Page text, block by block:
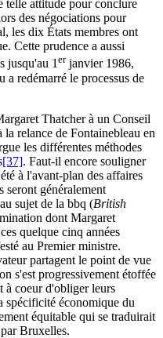
telle attitude pour conclure
des négociations pour
les dix États membres ont
Cette prudence a aussi
jusqu'au 1erjanvier 1986,
a redémarré le processus de
Thatcher à un Conseil
relance de Fontainebleau en
les différentes méthodes
[37]. Faut-il encore souligner
à l'avant-plan des affaires
seront généralement
sujet de la bbq (British
dont Margaret
quelque cinq années
au Premier ministre.
partagent le point de vue
s'est progressivement étoffée
à coeur d'obliger leurs
spécificité économique du
équitable qui se traduirait
Bruxelles.